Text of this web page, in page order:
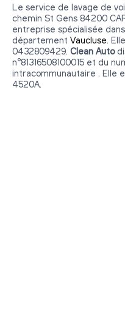
Le service de lavage de
chemin St Gens 84200
entreprise spécialisée
département Vaucluse.
0432809429. Clean Auto
n°81316508100015 et du
intracommunautaire . Elle
4520A.